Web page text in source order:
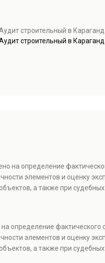
строительный в
строительный в
на определение
элементов и оценку
а также при судебных
определение
элементов и оценку
а также при судебных